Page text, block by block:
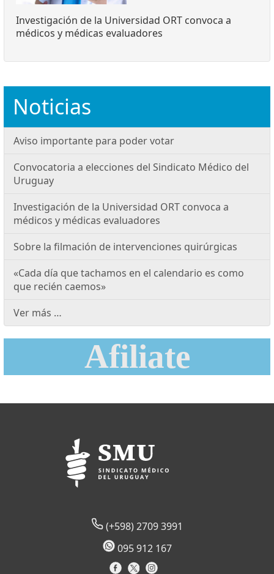
Investigación de la Universidad ORT convoca a
médicos y médicas evaluadores
Noticias
Aviso importante para poder votar
Convocatoria a elecciones del Sindicato Médico del
Uruguay
Investigación de la Universidad ORT convoca a
médicos y médicas evaluadores
Sobre la filmación de intervenciones quirúrgicas
«Cada día que tachamos en el calendario es como
que recién caemos»
Ver más …
Afiliate
(+598) 2709 3991
095 912 167